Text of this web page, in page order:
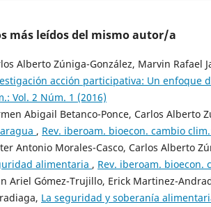
más leídos del mismo autor/a
Alberto Zúniga-González, Marvin Rafael
acción participativa: Un enfoque
Vol. 2 Núm. 1 (2016)
Abigail Betanco-Ponce, Carlos Alberto
, Rev. iberoam. bioecon. cambio
Antonio Morales-Casco, Carlos Alberto
alimentaria , Rev. iberoam. bioecon.
Ariel Gómez-Trujillo, Erick Martinez-
La seguridad y soberanía